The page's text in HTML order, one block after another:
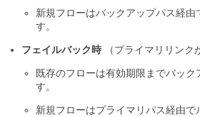
新規フローはバックアップパス経由
す。
フェイルバック時（プライマリリンク
既存のフローは有効期限までバック
す。
新規フローはプライマリパス経由で